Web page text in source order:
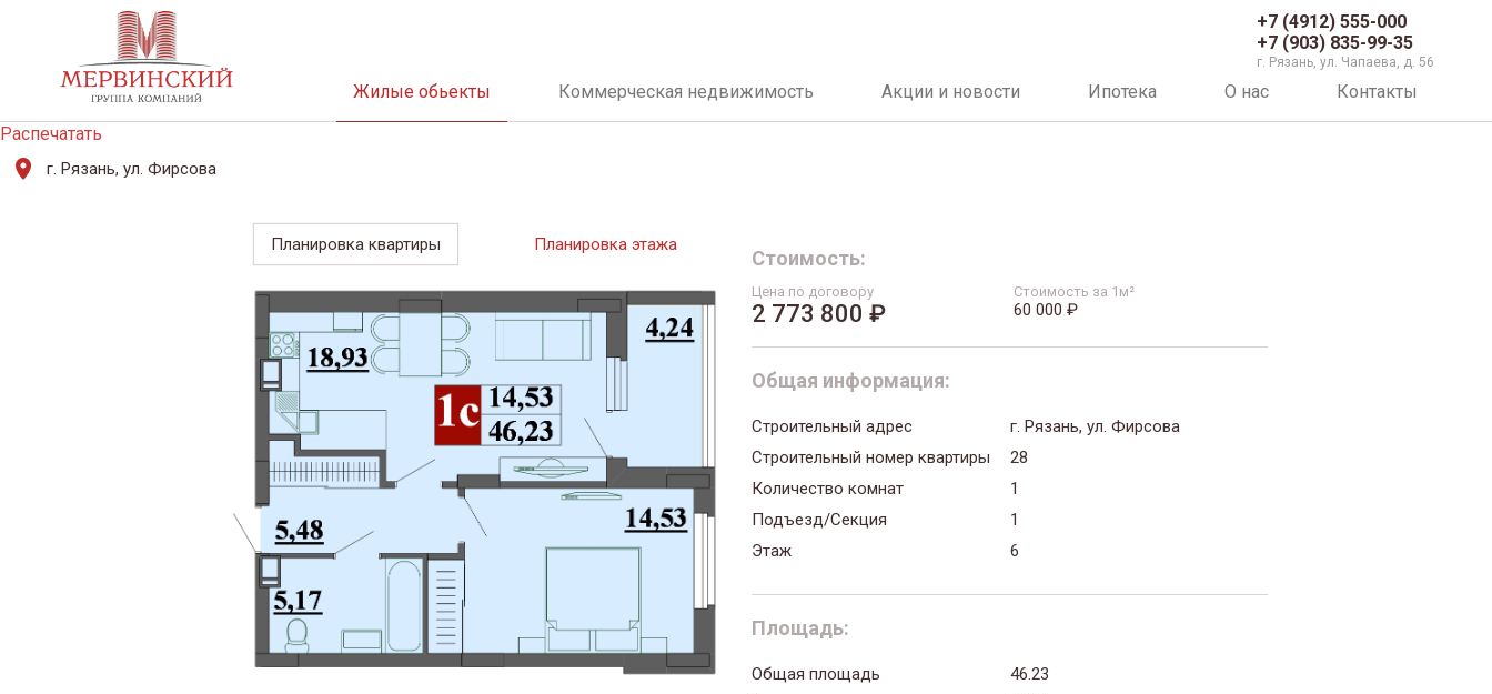
+7 (4912) 555-000
+7 (903) 835-99-35
г. Рязань, ул. Чапаева, д. 56
Жилые обьекты Коммерческая недвижимость Акции и новости Ипотека О нас
Контакты
Распечатать
г. Рязань, ул. Фирсова
Планировка квартиры Планировка этажа
Стоимость:
Цена по договору
2 773 800 ₽
Стоимость за 1м²
60 000 ₽
Общая информация:
Строительный адрес
г. Рязань, ул. Фирсова
Строительный номер квартиры
28
Количество комнат
1
Подъезд/Секция
1
Этаж
6
Площадь:
Общая площадь
46.23